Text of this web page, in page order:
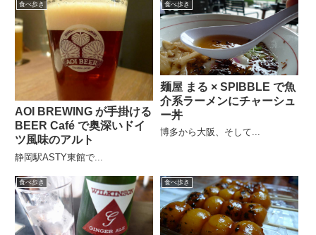
食べ歩き
AOI BREWING が手掛ける
BEER Café で奥深いドイ
ツ風味のアルト
静岡駅ASTY東館で...
食べ歩き
麺屋 まる × SPIBBLE で魚
介系ラーメンにチャーシュ
ー丼
博多から大阪、そして...
食べ歩き 食べ歩き